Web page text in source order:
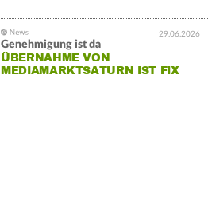
29.06.2026
Genehmigung ist da
ÜBERNAHME VON
MEDIAMARKTSATURN IST FIX